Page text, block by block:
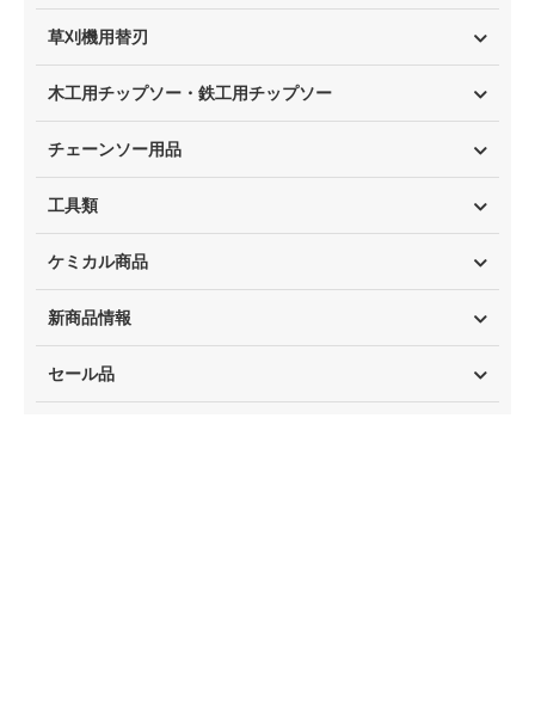
草刈機用替刃
木工用チップソー・鉄工用チップソー
チェーンソー用品
工具類
ケミカル商品
新商品情報
セール品